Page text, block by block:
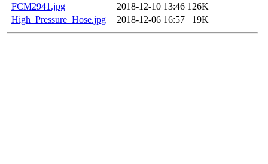
FCM2941.jpg
2018-12-10 13:46 126K
High_Pressure_Hose.jpg
2018-12-06 16:57 19K